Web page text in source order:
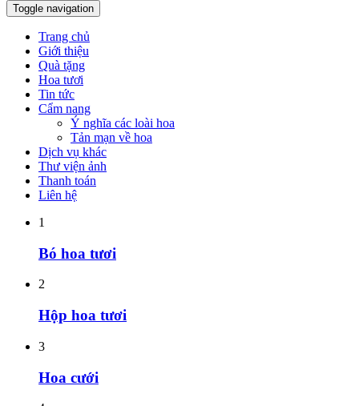
Toggle navigation
Trang chủ
Giới thiệu
Quà tặng
Hoa tươi
Tin tức
Cẩm nang
Ý nghĩa các loài hoa
Tản mạn về hoa
Dịch vụ khác
Thư viện ảnh
Thanh toán
Liên hệ
1
Bó hoa tươi
2
Hộp hoa tươi
3
Hoa cưới